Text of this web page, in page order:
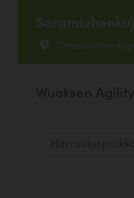
Wuoksen